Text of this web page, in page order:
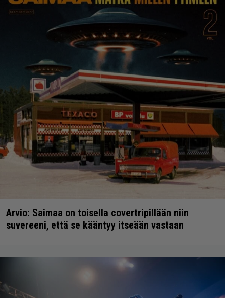
Arvio: Saimaa on toisella covertripillään niin
suvereeni, että se kääntyy itseään vastaan